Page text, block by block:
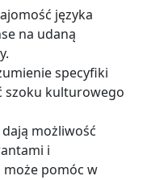
języka
na udaną
specyfiki
szoku kulturowego
dają możliwość
i
może pomóc w